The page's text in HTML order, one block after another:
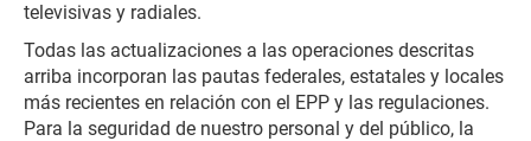
televisivas y radiales.
Todas las actualizaciones a las operaciones descritas
arriba incorporan las pautas federales, estatales y locales
más recientes en relación con el EPP y las regulaciones.
Para la seguridad de nuestro personal y del público, la